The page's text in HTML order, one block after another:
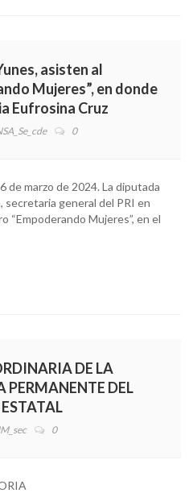
asisten al
Mujeres”, en donde
Eufrosina Cruz
0
de marzo de 2024. La diputada
secretaria general del PRI en
“Empoderando Mujeres”, en el
DE LA
DEL
0